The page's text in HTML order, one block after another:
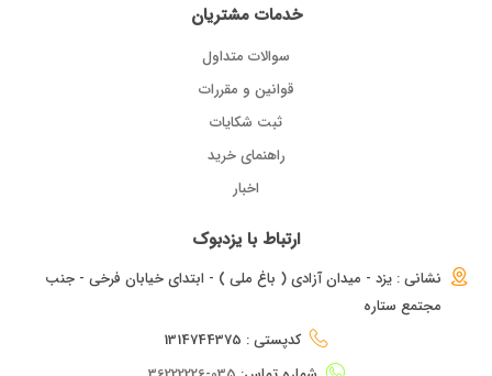
خدمات مشتریان
سوالات متداول
قوانین و مقررات
ثبت شکایات
راهنمای خرید
اخبار
ارتباط با یزدبوک
نشانی : یزد - میدان آزادی ( باغ ملی ) - ابتدای خیابان فرخی - جنب
مجتمع ستاره
کدپستی : 1314744375